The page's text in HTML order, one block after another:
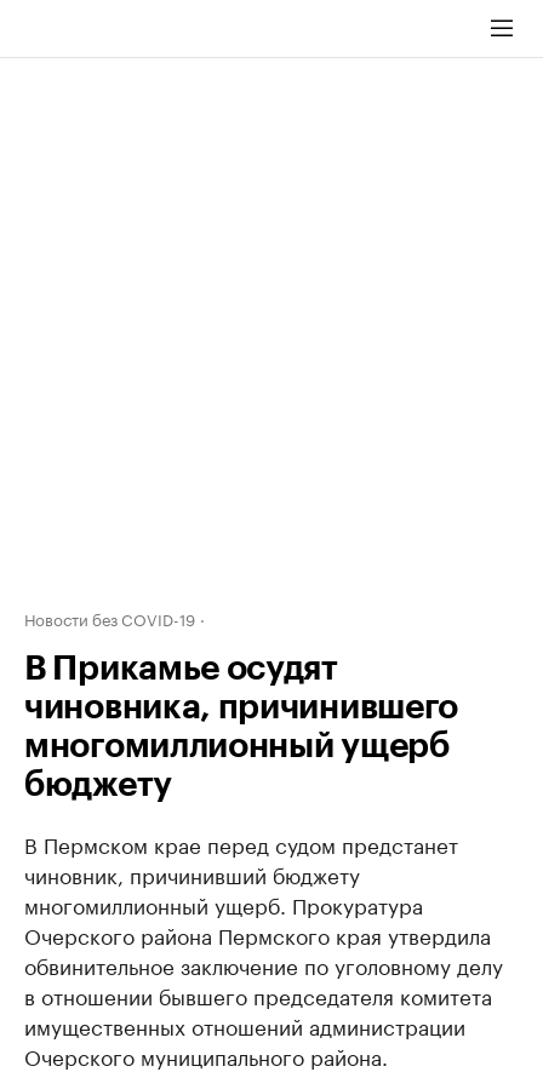
Новости без COVID-19
В Прикамье осудят
чиновника, причинившего
многомиллионный ущерб
бюджету
В Пермском крае перед судом предстанет
чиновник, причинивший бюджету
многомиллионный ущерб. Прокуратура
Очерского района Пермского края утвердила
обвинительное заключение по уголовному делу
в отношении бывшего председателя комитета
имущественных отношений администрации
Очерского муниципального района.